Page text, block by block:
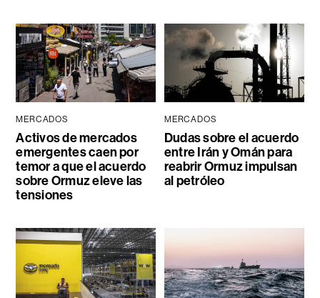
MERCADOS
Activos de mercados
emergentes caen por
temor a que el acuerdo
sobre Ormuz eleve las
tensiones
MERCADOS
Dudas sobre el acuerdo
entre Irán y Omán para
reabrir Ormuz impulsan
al petróleo